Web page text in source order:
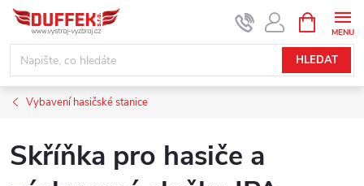
Přejít
obsah
HLEDAT
NÁKUPNÍ
KOŠÍK
Vybavení hasičské stanice
Skříňka pro hasiče a